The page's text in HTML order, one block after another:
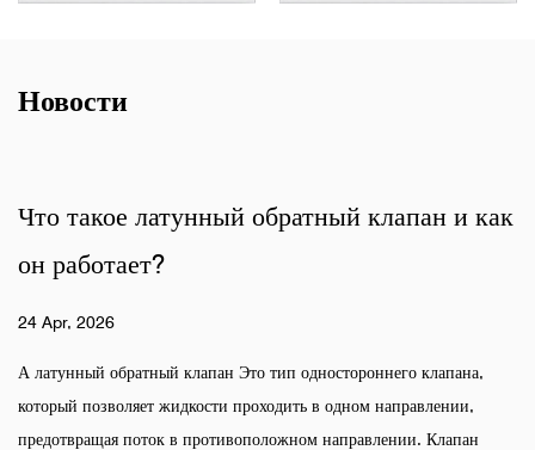
Новости
Что такое латунный обратный клапан и как
он работает?
24 Apr, 2026
А латунный обратный клапан Это тип одностороннего клапана,
который позволяет жидкости проходить в одном направлении,
предотвращая поток в противоположном направлении. Клапан